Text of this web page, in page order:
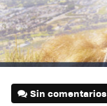
Sin comentarios